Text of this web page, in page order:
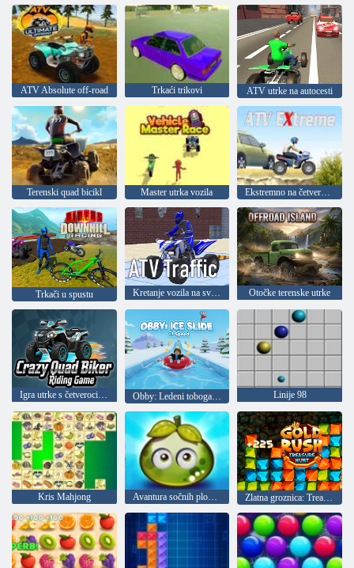
ATV Absolute off-road Trkaći trikovi ATV utrke na autocesti
Terenski quad bicikl Master utrka vozila Ekstremno na četverociklu
Trkači u spustu Kretanje vozila na svim terenima Otočke terenske utrke
Igra utrke s četverociklima Obby: Ledeni tobogan +1 brzina Linije 98
Kris Mahjong Avantura sočnih plodova Zlatna groznica: Treasure Hunter